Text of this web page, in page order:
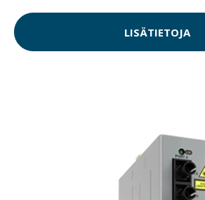
LISÄTIETOJA